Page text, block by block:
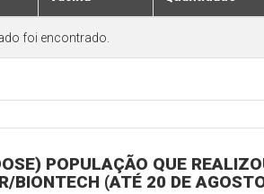
foi encontrado.
POPULAÇÃO QUE
BIONTECH (ATÉ 20 DE